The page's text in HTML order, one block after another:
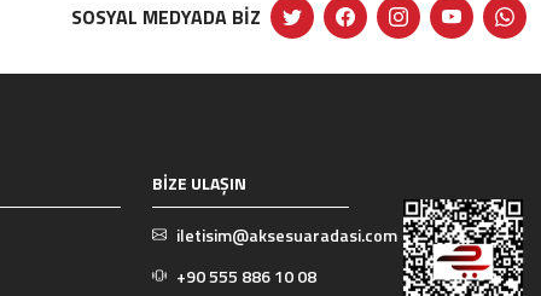
SOSYAL MEDYADA BİZ
BİZE ULAŞIN
iletisim@aksesuaradasi.com
+90 555 886 10 08